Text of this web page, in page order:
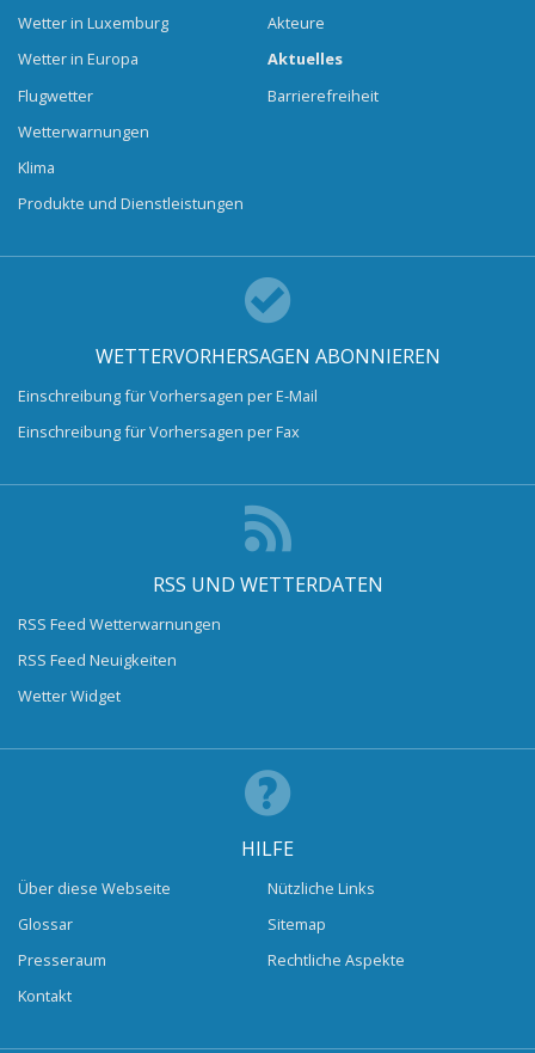
Wetter in Luxemburg
Wetter in Europa
Flugwetter
Wetterwarnungen
Klima
Produkte und Dienstleistungen
Akteure
Aktuelles
Barrierefreiheit
WETTERVORHERSAGEN ABONNIEREN
Einschreibung für Vorhersagen per E-Mail
Einschreibung für Vorhersagen per Fax
RSS UND WETTERDATEN
RSS Feed Wetterwarnungen
RSS Feed Neuigkeiten
Wetter Widget
HILFE
Über diese Webseite
Glossar
Presseraum
Kontakt
Nützliche Links
Sitemap
Rechtliche Aspekte